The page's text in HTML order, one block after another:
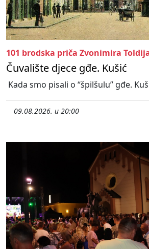
101 brodska priča Zvonimira
Čuvalište djece gđe. Kušić
Kada smo pisali o “špilšulu” gđe.
09.08.2026. u 20:00